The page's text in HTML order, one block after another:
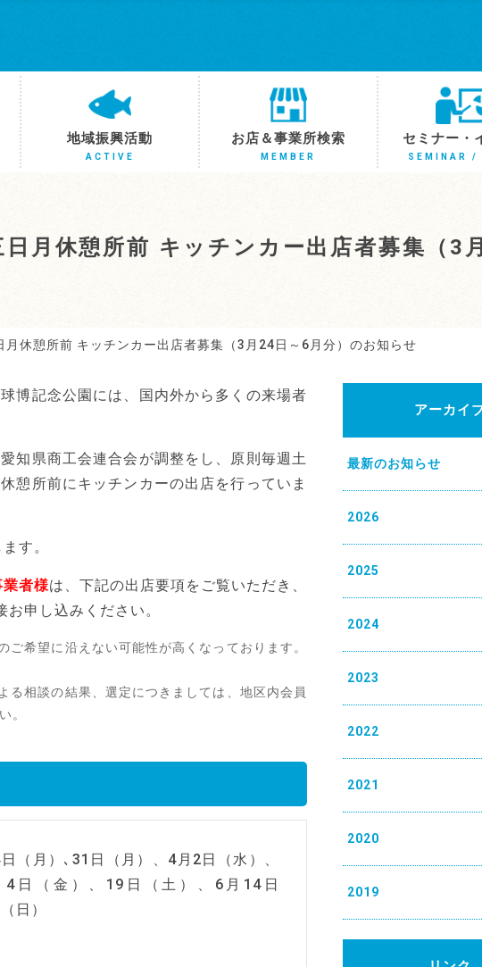
地域振興活動
ACTIVE
お店＆事業所検索
MEMBER
セミナー・
SEMINAR /
日月休憩所前 キッチンカー出店者募集（3
月休憩所前 キッチンカー出店者募集（3月24日～6月分）のお知らせ
博記念公園には、国内外から多くの来場者
知県商工会連合会が調整をし、原則毎週土
憩所前にキッチンカーの出店を行っていま
す。
者様は、下記の出店要項をご覧いただき、
申し込みください。
希望に沿えない可能性が高くなっております。
相談の結果、選定につきましては、地区内会員
。
（月）､31日（月）、4月2日（水）、
4日（金）、19日（土）、6月14日
日）
アーカイ
最新のお知らせ
2026
2025
2024
2023
2022
2021
2020
2019